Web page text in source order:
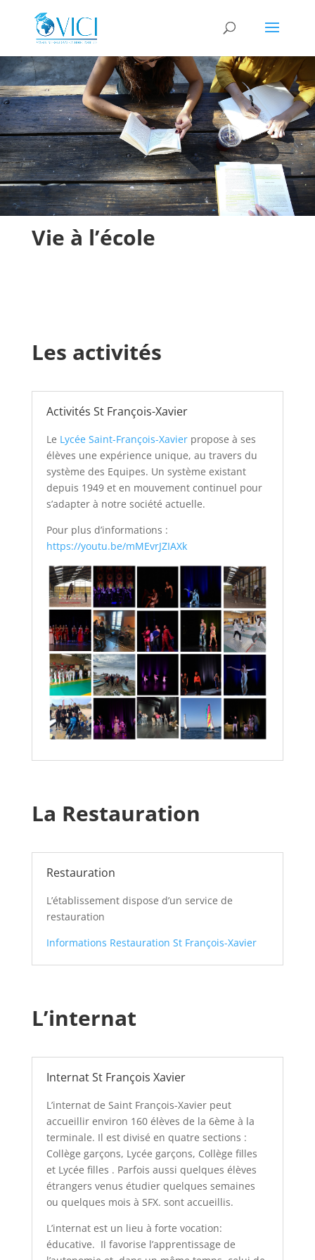
Vie à l’école
Les activités
Activités St François-Xavier
Le Lycée Saint-François-Xavierpropose à ses
élèves une expérience unique, au travers du
système des Equipes. Un système existant
depuis 1949 et en mouvement continuel pour
s’adapter à notre société actuelle.
Pour plus d’informations :
https://youtu.be/mMEvrJZIAXk
La Restauration
Restauration
L’établissement dispose d’un service de
restauration
Informations Restauration St François-Xavier
L’internat
Internat St François Xavier
L’internat de Saint François-Xavier peut
accueillir environ 160 élèves de la 6ème à la
terminale. Il est divisé en quatre sections :
Collège garçons, Lycée garçons, Collège filles
et Lycée filles . Parfois aussi quelques élèves
étrangers venus étudier quelques semaines
ou quelques mois à SFX. sont accueillis.
L’internat est un lieu à forte vocation:
éducative. Il favorise l’apprentissage de